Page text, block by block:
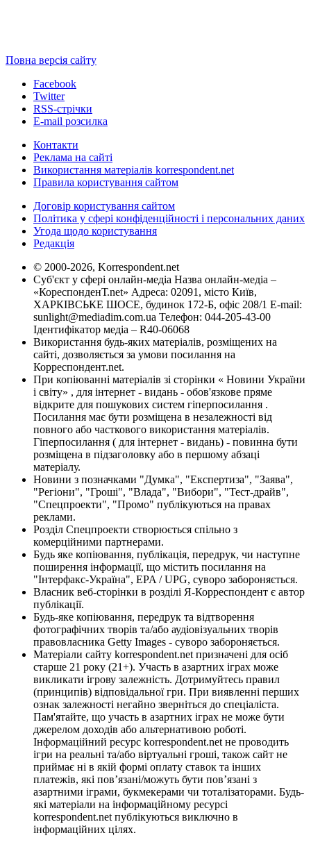
Повна версія сайту
Facebook
Twitter
RSS-стрічки
E-mail розсилка
Контакти
Реклама на сайті
Використання матеріалів korrespondent.net
Правила користування сайтом
Договір користування сайтом
Політика у сфері конфіденційності і персональних даних
Угода щодо користування
Редакція
© 2000-2026, Korrespondent.net
Суб'єкт у сфері онлайн-медіа Назва онлайн-медіа –
«КореспонденТ.net» Адреса: 02091, місто Київ,
ХАРКІВСЬКЕ ШОСЕ, будинок 172-Б, офіс 208/1 E-mail:
sunlight@mediadim.com.ua Телефон: 044-205-43-00
Ідентифікатор медіа – R40-06068
Використання будь-яких матеріалів, розміщених на
сайті, дозволяється за умови посилання на
Корреспондент.net.
При копіюванні матеріалів зі сторінки « Новини України
і світу» , для інтернет - видань - обов'язкове пряме
відкрите для пошукових систем гіперпосилання .
Посилання має бути розміщена в незалежності від
повного або часткового використання матеріалів.
Гіперпосилання ( для інтернет - видань) - повинна бути
розміщена в підзаголовку або в першому абзаці
матеріалу.
Новини з позначками "Думка", "Експертиза", "Заява",
"Регіони", "Гроші", "Влада", "Вибори", "Тест-драйв",
"Спецпроекти", "Промо" публікуються на правах
реклами.
Розділ Спецпроекти створюється спільно з
комерційними партнерами.
Будь яке копіювання, публікація, передрук, чи наступне
поширення інформації, що містить посилання на
"Інтерфакс-Україна", EPA / UPG, суворо забороняється.
Власник веб-сторінки в розділі Я-Корреспондент є автор
публікації.
Будь-яке копіювання, передрук та відтворення
фотографічних творів та/або аудіовізуальних творів
правовласника Getty Images - суворо забороняється.
Матеріали сайту korrespondent.net призначені для осіб
старше 21 року (21+). Участь в азартних іграх може
викликати ігрову залежність. Дотримуйтесь правил
(принципів) відповідальної гри. При виявленні перших
ознак залежності негайно зверніться до спеціаліста.
Пам'ятайте, що участь в азартних іграх не може бути
джерелом доходів або альтернативою роботі.
Інформаційний ресурс korrespondent.net не проводить
ігри на реальні та/або віртуальні гроші, також сайт не
приймає ні в якій формі оплату ставок та інших
платежів, які пов’язані/можуть бути пов’язані з
азартними іграми, букмекерами чи тоталізаторами. Будь-
які матеріали на інформаційному ресурсі
korrespondent.net публікуються виключно в
інформаційних цілях.